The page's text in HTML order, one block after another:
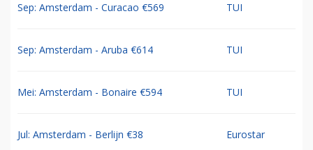
Sep: Amsterdam - Curacao €569 TUI
Sep: Amsterdam - Aruba €614 TUI
Mei: Amsterdam - Bonaire €594 TUI
Jul: Amsterdam - Berlijn €38 Eurostar